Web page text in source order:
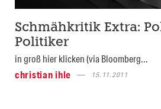
Schmähkritik Extra:
Politiker
in groß hier klicken (via Bloomberg...
christian ihle
15.11.2011